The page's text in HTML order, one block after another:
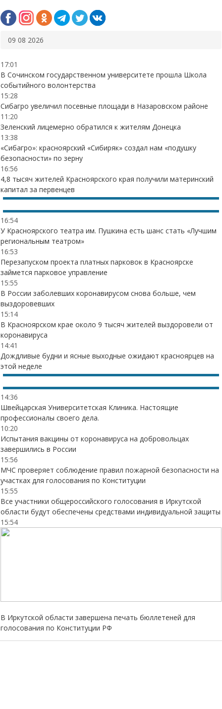
09 08 2026
17:01
В Сочинском государственном университете прошла Школа
событийного волонтерства
15:28
Сибагро увеличил посевные площади в Назаровском районе
11:20
Зеленский лицемерно обратился к жителям Донецка
13:38
«Сибагро»: красноярский «Сибиряк» создал нам «подушку
безопасности» по зерну
16:56
4,8 тысяч жителей Красноярского края получили материнский
капитал за первенцев
16:54
У Красноярского театра им. Пушкина есть шанс стать «Лучшим
региональным театром»
16:53
Перезапуском проекта платных парковок в Красноярске
займется парковое управление
15:55
В России заболевших коронавирусом снова больше, чем
выздоровевших
15:14
В Красноярском крае около 9 тысяч жителей выздоровели от
коронавируса
14:41
Дождливые будни и ясные выходные ожидают красноярцев на
этой неделе
14:36
Швейцарская Университетская Клиника. Настоящие
профессионалы своего дела.
10:20
Испытания вакцины от коронавируса на добровольцах
завершились в России
15:56
МЧС проверяет соблюдение правил пожарной безопасности на
участках для голосования по Конституции
15:55
Все участники общероссийского голосования в Иркутской
области будут обеспечены средствами индивидуальной защиты
15:54
В Иркутской области завершена печать бюллетеней для
голосования по Конституции РФ